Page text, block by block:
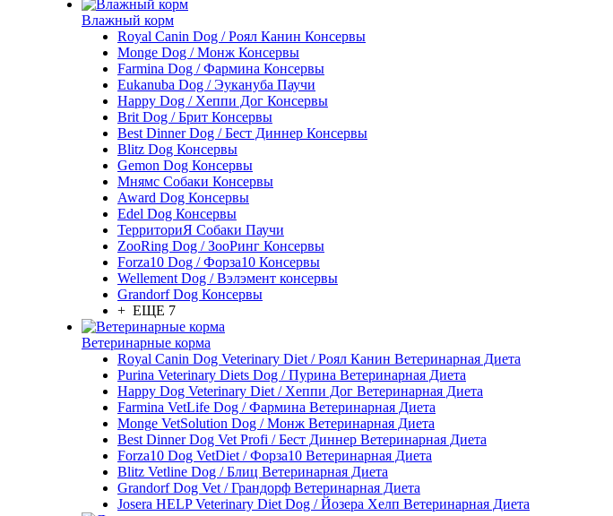
Влажный корм
Royal Canin Dog / Роял Канин Консервы
Monge Dog / Монж Консервы
Farmina Dog / Фармина Консервы
Eukanuba Dog / Эукануба Паучи
Happy Dog / Хеппи Дог Консервы
Brit Dog / Брит Консервы
Best Dinner Dog / Бест Диннер Консервы
Blitz Dog Консервы
Gemon Dog Консервы
Мнямс Собаки Консервы
Award Dog Консервы
Edel Dog Консервы
ТерриториЯ Собаки Паучи
ZooRing Dog / ЗооРинг Консервы
Forza10 Dog / Форза10 Консервы
Wellement Dog / Вэлэмент консервы
Grandorf Dog Консервы
+ ЕЩЕ 7
Ветеринарные корма
Royal Canin Dog Veterinary Diet / Роял Канин Ветеринарная Диета
Purina Veterinary Diets Dog / Пурина Ветеринарная Диета
Happy Dog Veterinary Diet / Хеппи Дог Ветеринарная Диета
Farmina VetLife Dog / Фармина Ветеринарная Диета
Monge VetSolution Dog / Монж Ветеринарная Диета
Best Dinner Dog Vet Profi / Бест Диннер Ветеринарная Диета
Forza10 Dog VetDiet / Форза10 Ветеринарная Диета
Blitz Vetline Dog / Блиц Ветеринарная Диета
Grandorf Dog Vet / Грандорф Ветеринарная Диета
Josera HELP Veterinary Diet Dog / Йозера Хелп Ветеринарная Диета